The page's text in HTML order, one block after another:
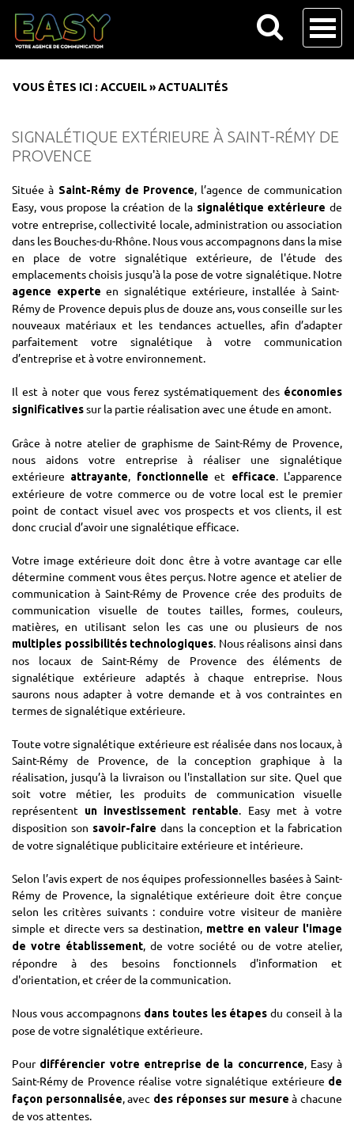
VOUS ÊTES ICI : ACCUEIL»ACTUALITÉS
SIGNALÉTIQUE EXTÉRIEURE À SAINT-RÉMY DE
PROVENCE
Située à Saint-Rémy de Provence, l’agence de communication
Easy, vous propose la création de la signalétique extérieure de
votre entreprise, collectivité locale, administration ou association
dans les Bouches-du-Rhône. Nous vous accompagnons dans la mise
en place de votre signalétique extérieure, de l'étude des
emplacements choisis jusqu'à la pose de votre signalétique. Notre
agence experte en signalétique extérieure, installée à Saint-
Rémy de Provence depuis plus de douze ans, vous conseille sur les
nouveaux matériaux et les tendances actuelles, afin d’adapter
parfaitement votre signalétique à votre communication
d’entreprise et à votre environnement.
Il est à noter que vous ferez systématiquement des économies
significativessur la partie réalisation avec une étude en amont.
Grâce à notre atelier de graphisme de Saint-Rémy de Provence,
nous aidons votre entreprise à réaliser une signalétique
extérieure attrayante, fonctionnelle et efficace. L'apparence
extérieure de votre commerce ou de votre local est le premier
point de contact visuel avec vos prospects et vos clients, il est
donc crucial d’avoir une signalétique efficace.
Votre image extérieure doit donc être à votre avantage car elle
détermine comment vous êtes perçus. Notre agence et atelier de
communication à Saint-Rémy de Provence crée des produits de
communication visuelle de toutes tailles, formes, couleurs,
matières, en utilisant selon les cas une ou plusieurs de nos
multiples possibilités technologiques. Nous réalisons ainsi dans
nos locaux de Saint-Rémy de Provence des éléments de
signalétique extérieure adaptés à chaque entreprise. Nous
saurons nous adapter à votre demande et à vos contraintes en
termes de signalétique extérieure.
Toute votre signalétique extérieure est réalisée dans nos locaux, à
Saint-Rémy de Provence, de la conception graphique à la
réalisation, jusqu’à la livraison ou l'installation sur site. Quel que
soit votre métier, les produits de communication visuelle
représentent un investissement rentable. Easy met à votre
disposition son savoir-faire dans la conception et la fabrication
de votre signalétique publicitaire extérieure et intérieure.
Selon l’avis expert de nos équipes professionnelles basées à Saint-
Rémy de Provence, la signalétique extérieure doit être conçue
selon les critères suivants : conduire votre visiteur de manière
simple et directe vers sa destination, mettre en valeur l'image
de votre établissement, de votre société ou de votre atelier,
répondre à des besoins fonctionnels d'information et
d'orientation, et créer de la communication.
Nous vous accompagnons dans toutes les étapes du conseil à la
pose de votre signalétique extérieure.
Pour différencier votre entreprise de la concurrence, Easy à
Saint-Rémy de Provence réalise votre signalétique extérieure de
façon personnalisée, avec des réponses sur mesure à chacune
de vos attentes.